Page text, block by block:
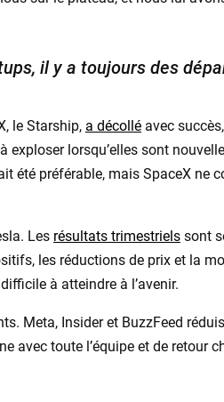
il y a toujours des
le Starship, a décolléavec
lorsqu’elles sont
été préférable, mais SpaceX ne
Les résultats trimestrielssont
les réductions de prix et la
à atteindre à l’avenir.
Meta, Insider et BuzzFeed
avec toute l’équipe et de retour